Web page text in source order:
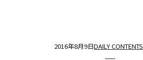
2016年8月9日DAILY CONTENTS